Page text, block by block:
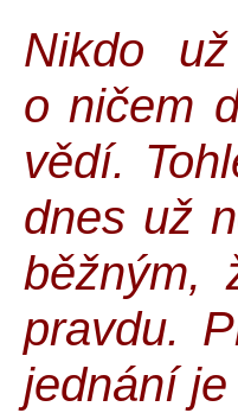
Nikdo
o ničem
vědí.
dnes už
běžným,
pravdu.
jednání